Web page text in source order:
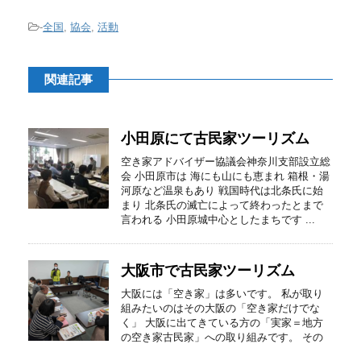
-全国 , 協会, 活動
関連記事
小田原にて古民家ツーリズム
空き家アドバイザー協議会神奈川支部設立総
会 小田原市は 海にも山にも恵まれ 箱根・湯
河原など温泉もあり 戦国時代は北条氏に始
まり 北条氏の滅亡によって終わったとまで
言われる 小田原城中心としたまちです ...
大阪市で古民家ツーリズム
大阪には「空き家」は多いです。 私が取り
組みたいのはその大阪の「空き家だけでな
く」 大阪に出てきている方の「実家＝地方
の空き家古民家」への取り組みです。 その